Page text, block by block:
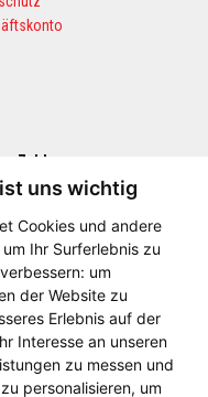
uns wichtig
Cookies und andere
Ihr Surferlebnis zu
um
der Website zu
Erlebnis auf der
Interesse an unseren
zu messen und
personalisieren, um
Zahlungen